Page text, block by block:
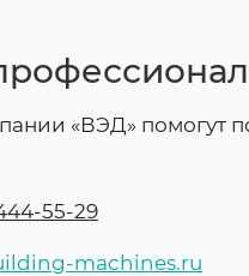
«ВЭД» помогут
55-29
machines.ru